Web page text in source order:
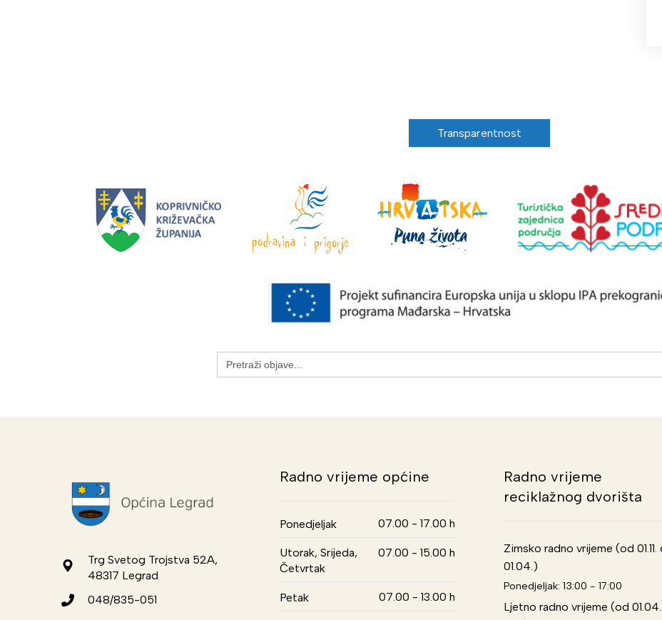
Transparentnost
Search
for:
Trg Svetog Trojstva 52A,
48317 Legrad
048/835-051
Radno vrijeme općine
Ponedjeljak 07.00 - 17.00 h
Utorak, Srijeda,
Četvrtak
07.00 - 15.00 h
Petak 07.00 - 13.00 h
Radno vrijeme
reciklažnog dvorišta
Zimsko radno vrijeme (od 01.11.
01.04.)
Ponedjeljak: 13:00 - 17:00
Ljetno radno vrijeme (od